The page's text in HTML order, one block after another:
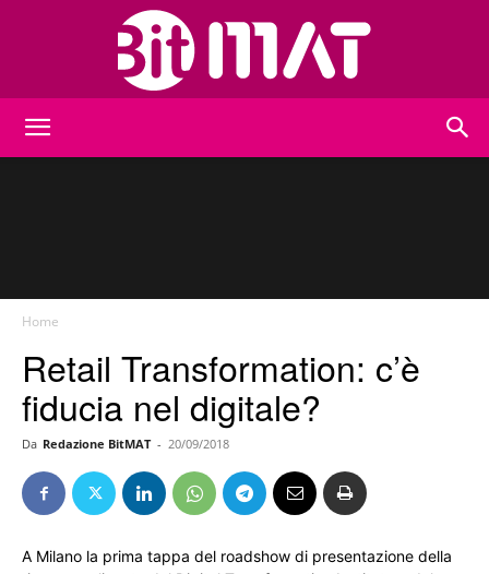
Home
Retail Transformation: c’è
fiducia nel digitale?
Da Redazione BitMAT - 20/09/2018
A Milano la prima tappa del roadshow di presentazione della